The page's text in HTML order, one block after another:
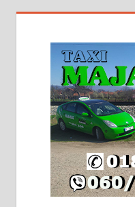
На продају
стамбене
2х150м2, две
грејање на
адресе. 063/71-
Издајем
халу на
плацу
064/321-80-51;